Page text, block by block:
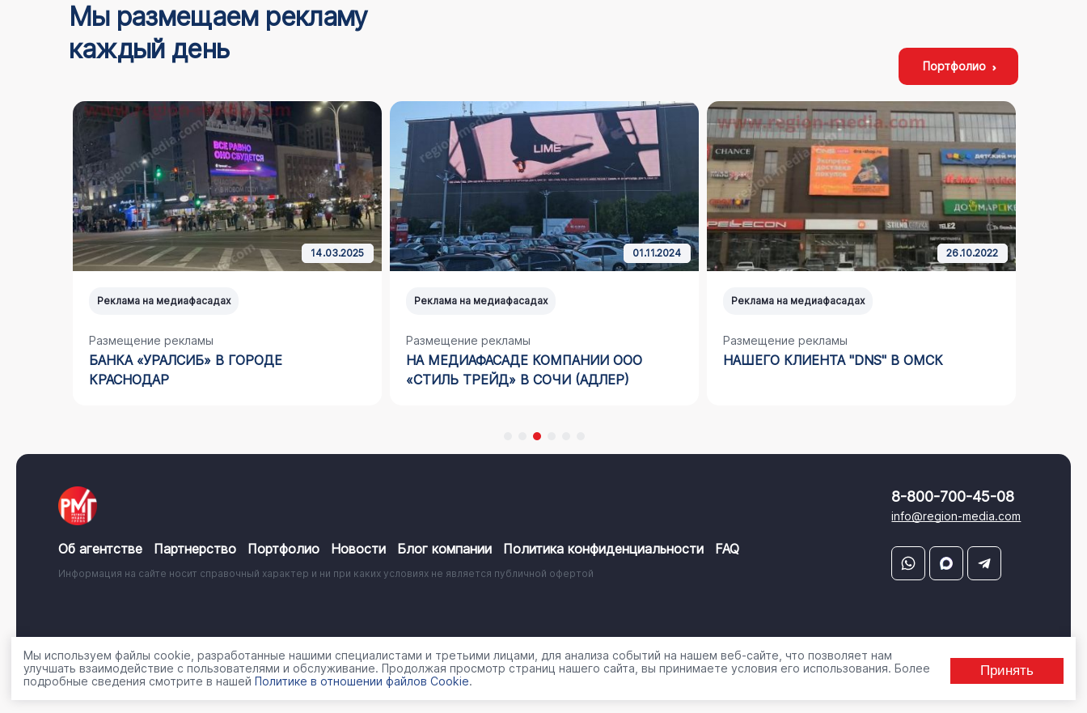
Мы размещаем рекламу
каждый день
Портфолио
14.03.2025
Реклама на медиафасадах
Размещение рекламы
БАНКА «УРАЛСИБ» В ГОРОДЕ
КРАСНОДАР
01.11.2024
Реклама на медиафасадах
Размещение рекламы
НА МЕДИАФАСАДЕ КОМПАНИИ ООО
«СТИЛЬ ТРЕЙД» В СОЧИ (АДЛЕР)
26.10.2022
Реклама на медиафасадах
Размещение рекламы
НАШЕГО КЛИЕНТА "DNS" В ОМСК
8-800-700-45-08
info@region-media.com
Об агентстве Партнерство Портфолио Новости Блог компании Политика конфиденциальности FAQ
Информация на сайте носит справочный характер и ни при каких условиях не является публичной офертой
© 2001 - 2026, ООО «Регион Медиа Групп» Политика обработки персональных данных
Мы используем файлы cookie, разработанные нашими специалистами и третьими лицами, для анализа событий на нашем веб-сайте, что позволяет нам
улучшать взаимодействие с пользователями и обслуживание. Продолжая просмотр страниц нашего сайта, вы принимаете условия его использования. Более
подробные сведения смотрите в нашей Политике в отношении файлов Cookie.
Принять